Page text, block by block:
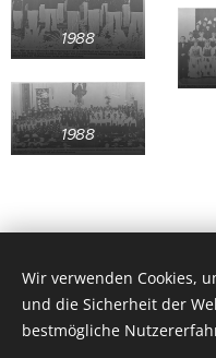
1988
1988
Wir verwenden Cookies,
und die Sicherheit der
bestmögliche